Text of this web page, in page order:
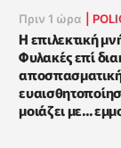
Πριν 1 ώρα
Η επιλεκτική
Φυλακές επί
μοιάζει με...